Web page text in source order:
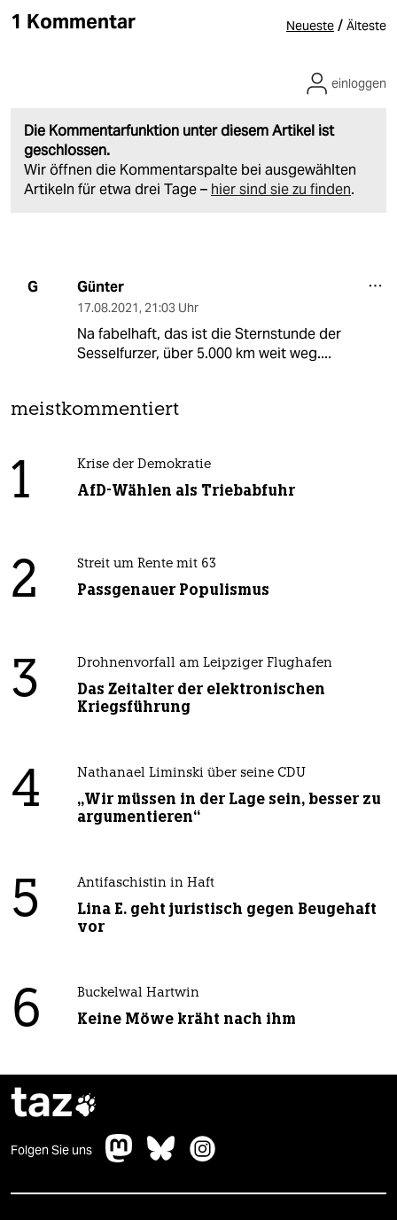
1 Kommentar Neueste / Älteste
Die Kommentarfunktion unter diesem Artikel ist
geschlossen.
Wir öffnen die Kommentarspalte bei ausgewählten
Artikeln für etwa drei Tage – hier sind sie zu finden.
einloggen
G Günter
17.08.2021, 21:03 Uhr
Na fabelhaft, das ist die Sternstunde der
Sesselfurzer, über 5.000 km weit weg....
meistkommentiert
1 Krise der Demokratie
AfD-Wählen als Triebabfuhr
2 Streit um Rente mit 63
Passgenauer Populismus
3 Drohnenvorfall am Leipziger Flughafen
Das Zeitalter der elektronischen
Kriegsführung
4 Nathanael Liminski über seine CDU
„Wir müssen in der Lage sein, besser zu
argumentieren“
5 Antifaschistin in Haft
Lina E. geht juristisch gegen Beugehaft
vor
6 Buckelwal Hartwin
Keine Möwe kräht nach ihm
taz
Folgen Sie uns